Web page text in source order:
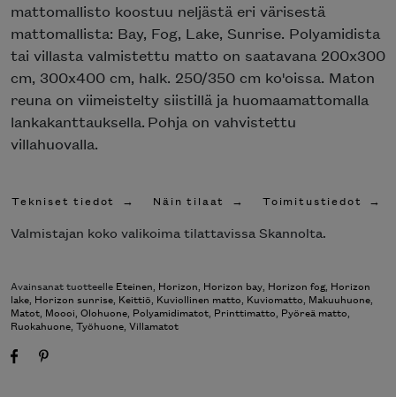
mattomallisto koostuu neljästä eri värisestä
mattomallista: Bay, Fog, Lake, Sunrise. Polyamidista
tai villasta valmistettu matto on saatavana 200x300
cm, 300x400 cm, halk. 250/350 cm ko'oissa. Maton
reuna on viimeistelty siistillä ja huomaamattomalla
lankakanttauksella. Pohja on vahvistettu
villahuovalla.
Tekniset tiedot Näin tilaat Toimitustiedot
Valmistajan koko valikoima tilattavissa Skannolta.
Avainsanat tuotteelle Eteinen, Horizon, Horizon bay, Horizon fog, Horizon
lake, Horizon sunrise, Keittiö, Kuviollinen matto, Kuviomatto, Makuuhuone,
Matot, Moooi, Olohuone, Polyamidimatot, Printtimatto, Pyöreä matto,
Ruokahuone, Työhuone, Villamatot